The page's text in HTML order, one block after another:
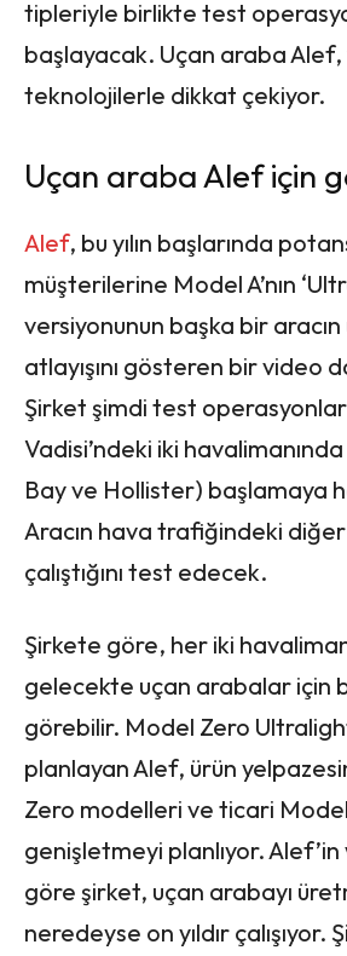
tipleriyle birlikte test
başlayacak. Uçan araba Alef,
teknolojilerle dikkat çekiyor.
Uçan araba Alef için
Alef, bu yılın başlarında
müşterilerine Model A’nın
versiyonunun başka bir
atlayışını gösteren bir video
Şirket şimdi test
Vadisi’ndeki iki
Bay ve Hollister) başlamaya
Aracın hava trafiğindeki diğer
çalıştığını test edecek.
Şirkete göre, her iki
gelecekte uçan arabalar için
görebilir. Model Zero
planlayan Alef, ürün
Zero modelleri ve ticari
genişletmeyi planlıyor.
göre şirket, uçan arabayı
neredeyse on yıldır